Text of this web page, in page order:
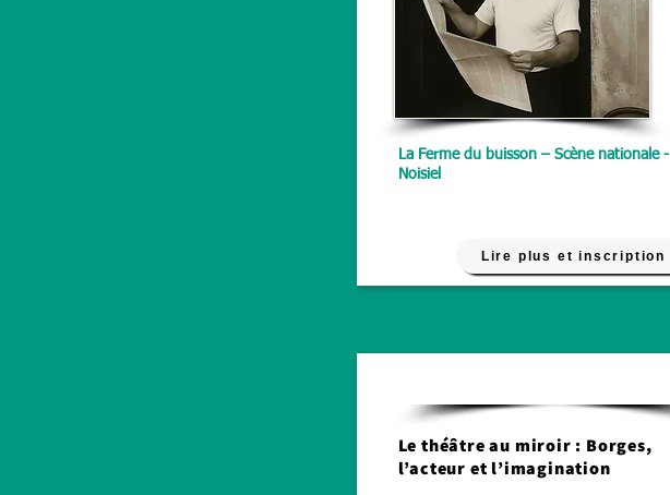
La Ferme du buisson – Scène nationale -
Noisiel
Lire plus et inscription
Le théâtre au miroir : Borges,
l’acteur et l’imagination